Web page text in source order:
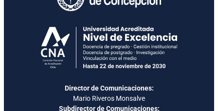
Director de Comunicaciones:
Mario Riveros Monsalve
Subdirector de Comunicaciones: